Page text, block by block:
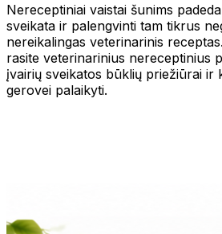
Nereceptiniai vaistai šunims
sveikata ir palengvinti tam tikrus
nereikalingas veterinarinis
rasite veterinarinius nereceptinius
įvairių sveikatos būklių priežiūrai ir
gerovei palaikyti.